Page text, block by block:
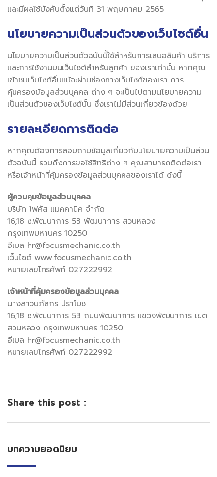
และมีผลใช้บังคับตั้งแต่วันที่ 31 พฤษภาคม 2565
นโยบายความเป็นส่วนตัวของเว็บไซต์อื่น
นโยบายความเป็นส่วนตัวฉบับนี้ใช้สำหรับการเสนอสินค้า บริการ
และการใช้งานบนเว็บไซต์สำหรับลูกค้า ของเราเท่านั้น หากคุณ
เข้าชมเว็บไซต์อื่นแม้จะผ่านช่องทางเว็บไซต์ของเรา การ
คุ้มครองข้อมูลส่วนบุคคล ต่าง ๆ จะเป็นไปตามนโยบายความ
เป็นส่วนตัวของเว็บไซต์นั้น ซึ่งเราไม่มีส่วนเกี่ยวข้องด้วย
รายละเอียดการติดต่อ
หากคุณต้องการสอบถามข้อมูลเกี่ยวกับนโยบายความเป็นส่วน
ตัวฉบับนี้ รวมถึงการขอใช้สิทธิต่าง ๆ คุณสามารถติดต่อเรา
หรือเจ้าหน้าที่คุ้มครองข้อมูลส่วนบุคคลของเราได้ ดังนี้
ผู้ควบคุมข้อมูลส่วนบุคคล
บริษัท โฟคัส แมคคานิค จำกัด
16,18 ซ.พัฒนาการ 53 พัฒนาการ สวนหลวง
กรุงเทพมหานคร 10250
อีเมล hr@focusmechanic.co.th
เว็บไซต์ www.focusmechanic.co.th
หมายเลขโทรศัพท์ 027222992
เจ้าหน้าที่คุ้มครองข้อมูลส่วนบุคคล
นางสาวนภัสกร ปราโมช
16,18 ซ.พัฒนาการ 53 ถนนพัฒนาการ แขวงพัฒนาการ เขต
สวนหลวง กรุงเทพมหานคร 10250
อีเมล hr@focusmechanic.co.th
หมายเลขโทรศัพท์ 027222992
Share this post :
บทความยอดนิยม